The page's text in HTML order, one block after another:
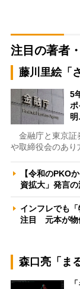
注目の著者
藤川里絵「
5
金融庁と東京証
や取締役会のあり
【令和のPKO
資拡大」発言
インフレでも
注目 元本が物
森口亮「ま